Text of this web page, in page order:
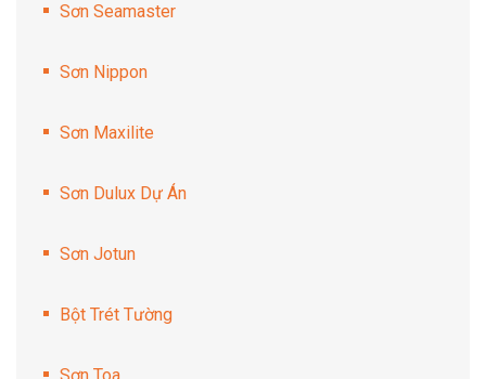
Sơn Seamaster
Sơn Nippon
Sơn Maxilite
Sơn Dulux Dự Án
Sơn Jotun
Bột Trét Tường